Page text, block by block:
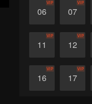
06
VIP
07
VIP
11
VIP
12
VIP
16
VIP
17
VIP